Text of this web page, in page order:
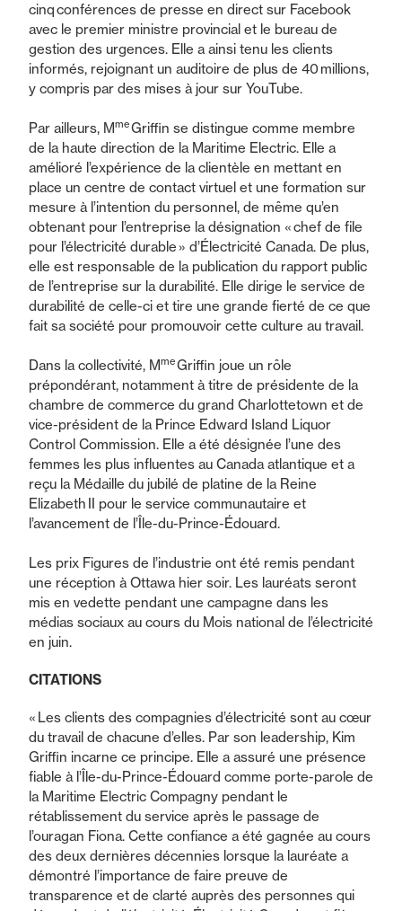
cinq conférences de presse en direct sur Facebook
avec le premier ministre provincial et le bureau de
gestion des urgences. Elle a ainsi tenu les clients
informés, rejoignant un auditoire de plus de 40 millions,
y compris par des mises à jour sur YouTube.
Par ailleurs, MmeGriffin se distingue comme membre
de la haute direction de la Maritime Electric. Elle a
amélioré l’expérience de la clientèle en mettant en
place un centre de contact virtuel et une formation sur
mesure à l’intention du personnel, de même qu’en
obtenant pour l’entreprise la désignation « chef de file
pour l’électricité durable » d’Électricité Canada. De plus,
elle est responsable de la publication du rapport public
de l’entreprise sur la durabilité. Elle dirige le service de
durabilité de celle-ci et tire une grande fierté de ce que
fait sa société pour promouvoir cette culture au travail.
Dans la collectivité, MmeGriffin joue un rôle
prépondérant, notamment à titre de présidente de la
chambre de commerce du grand Charlottetown et de
vice-président de la Prince Edward Island Liquor
Control Commission. Elle a été désignée l’une des
femmes les plus influentes au Canada atlantique et a
reçu la Médaille du jubilé de platine de la Reine
Elizabeth II pour le service communautaire et
l’avancement de l’Île-du-Prince-Édouard.
Les prix Figures de l’industrie ont été remis pendant
une réception à Ottawa hier soir. Les lauréats seront
mis en vedette pendant une campagne dans les
médias sociaux au cours du Mois national de l’électricité
en juin.
CITATIONS
« Les clients des compagnies d’électricité sont au cœur
du travail de chacune d’elles. Par son leadership, Kim
Griffin incarne ce principe. Elle a assuré une présence
fiable à l’Île-du-Prince-Édouard comme porte-parole de
la Maritime Electric Compagny pendant le
rétablissement du service après le passage de
l’ouragan Fiona. Cette confiance a été gagnée au cours
des deux dernières décennies lorsque la lauréate a
démontré l’importance de faire preuve de
transparence et de clarté auprès des personnes qui